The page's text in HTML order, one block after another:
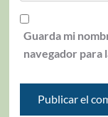
Guarda mi
navegador para